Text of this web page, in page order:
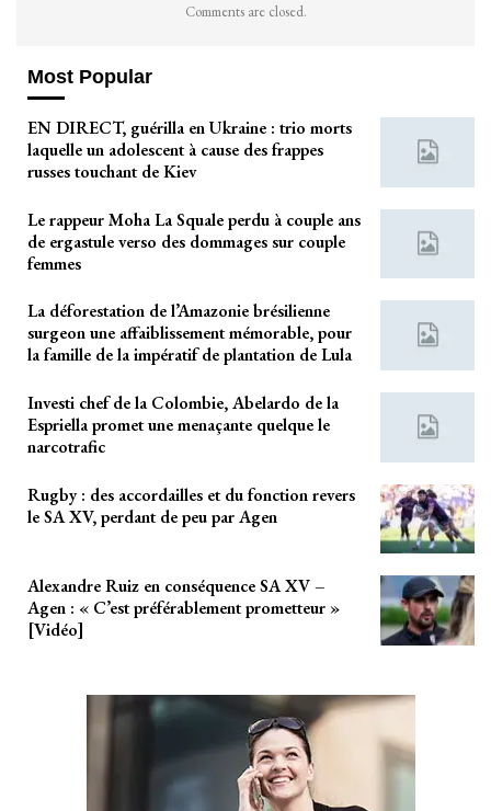
Comments are closed.
Most Popular
EN DIRECT, guérilla en Ukraine : trio morts
laquelle un adolescent à cause des frappes
russes touchant de Kiev
Le rappeur Moha La Squale perdu à couple ans
de ergastule verso des dommages sur couple
femmes
La déforestation de l’Amazonie brésilienne
surgeon une affaiblissement mémorable, pour
la famille de la impératif de plantation de Lula
Investi chef de la Colombie, Abelardo de la
Espriella promet une menaçante quelque le
narcotrafic
Rugby : des accordailles et du fonction revers
le SA XV, perdant de peu par Agen
Alexandre Ruiz en conséquence SA XV –
Agen : « C’est préférablement prometteur »
[Vidéo]